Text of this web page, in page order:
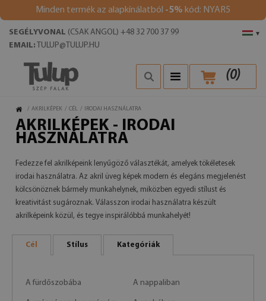
Minden termék az alapkínálatból -5% kód: NYAR5
▾
SEGÉLYVONAL (CSAK ANGOL) +48 32 700 37 99
EMAIL: TULUP@TULUP.HU
(0)
/ AKRILKÉPEK / CÉL / IRODAI HASZNÁLATRA
AKRILKÉPEK - IRODAI
HASZNÁLATRA
Fedezze fel akrilképeink lenyűgöző választékát, amelyek tökéletesek
irodai használatra. Az akril üveg képek modern és elegáns megjelenést
kölcsönöznek bármely munkahelynek, miközben egyedi stílust és
kreativitást sugároznak. Válasszon irodai használatra készült
akrilképeink közül, és tegye inspirálóbbá munkahelyét!
Cél Stílus Kategóriák
A fürdőszobába A nappaliban